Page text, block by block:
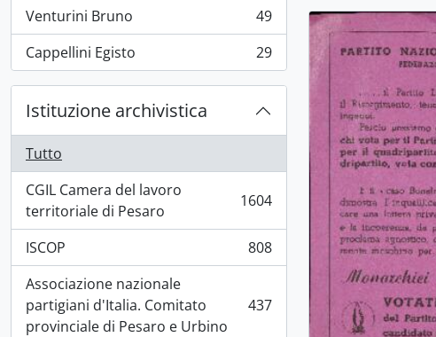
Venturini Bruno
, 49 risultati
49
Cappellini Egisto
, 29 risultati 29
Istituzione archivistica
Tutto
CGIL Camera del lavoro
territoriale di Pesaro
, 1604 risultati 1604
ISCOP
, 808 risultati
808
Associazione nazionale
partigiani d'Italia. Comitato
provinciale di Pesaro e Urbino
, 437 risultati 437